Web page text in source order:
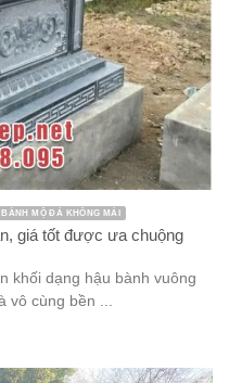
MỘ ĐÁ KHÔNG MÁI
giá tốt được ưa chuộng
khối dạng hậu bành vuông
vô cùng bền ...